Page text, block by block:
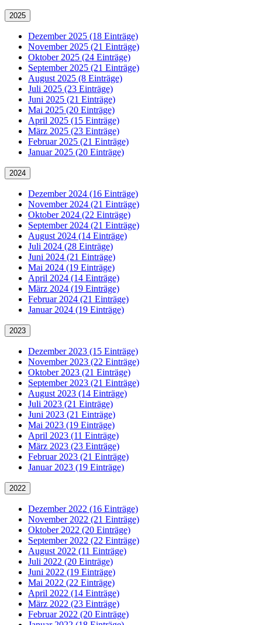
2025
Dezember 2025 (18 Einträge)
November 2025 (21 Einträge)
Oktober 2025 (24 Einträge)
September 2025 (21 Einträge)
August 2025 (8 Einträge)
Juli 2025 (23 Einträge)
Juni 2025 (21 Einträge)
Mai 2025 (20 Einträge)
April 2025 (15 Einträge)
März 2025 (23 Einträge)
Februar 2025 (21 Einträge)
Januar 2025 (20 Einträge)
2024
Dezember 2024 (16 Einträge)
November 2024 (21 Einträge)
Oktober 2024 (22 Einträge)
September 2024 (21 Einträge)
August 2024 (14 Einträge)
Juli 2024 (28 Einträge)
Juni 2024 (21 Einträge)
Mai 2024 (19 Einträge)
April 2024 (14 Einträge)
März 2024 (19 Einträge)
Februar 2024 (21 Einträge)
Januar 2024 (19 Einträge)
2023
Dezember 2023 (15 Einträge)
November 2023 (22 Einträge)
Oktober 2023 (21 Einträge)
September 2023 (21 Einträge)
August 2023 (14 Einträge)
Juli 2023 (21 Einträge)
Juni 2023 (21 Einträge)
Mai 2023 (19 Einträge)
April 2023 (11 Einträge)
März 2023 (23 Einträge)
Februar 2023 (21 Einträge)
Januar 2023 (19 Einträge)
2022
Dezember 2022 (16 Einträge)
November 2022 (21 Einträge)
Oktober 2022 (20 Einträge)
September 2022 (22 Einträge)
August 2022 (11 Einträge)
Juli 2022 (20 Einträge)
Juni 2022 (19 Einträge)
Mai 2022 (22 Einträge)
April 2022 (14 Einträge)
März 2022 (23 Einträge)
Februar 2022 (20 Einträge)